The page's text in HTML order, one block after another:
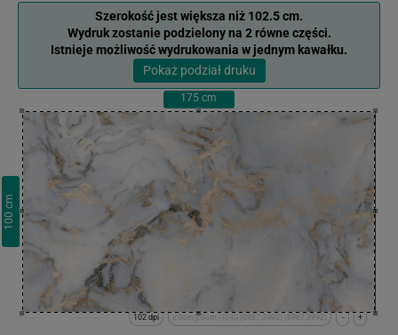
Szerokość jest większa niż 102.5 cm.
Wydruk zostanie podzielony na 2 równe części.
Istnieje możliwość wydrukowania w jednym kawałku.
Pokaż podział druku
175 cm
100
cm
+
-
x:0cm y:0cm | (0,0) (6987,3992) (6987,3992)
102 dpi